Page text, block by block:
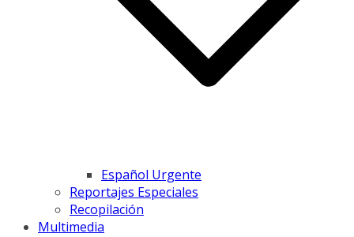
Español Urgente
Reportajes Especiales
Recopilación
Multimedia